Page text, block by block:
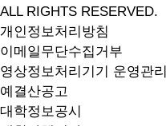
ALL RIGHTS RESERVED.
개인정보처리방침
이메일무단수집거부
영상정보처리기기 운영관리
예결산공고
대학정보공시